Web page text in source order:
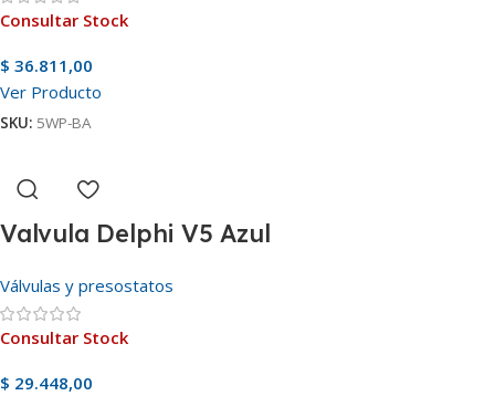
Consultar Stock
$ 36.811,00
Ver Producto
SKU: 5WP-BA
Valvula Delphi V5 Azul
Válvulas y presostatos
Consultar Stock
$ 29.448,00